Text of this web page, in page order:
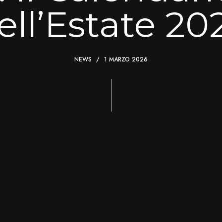
NEWS 1 MARZO 2026